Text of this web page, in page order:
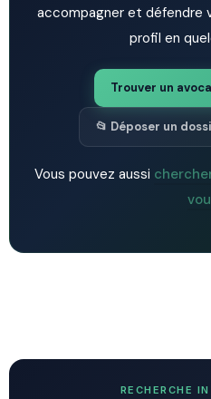
accompagner et défendre
profil en
Trouver un
📂 Déposer un
Vous pouvez aussi
RECHERCHE